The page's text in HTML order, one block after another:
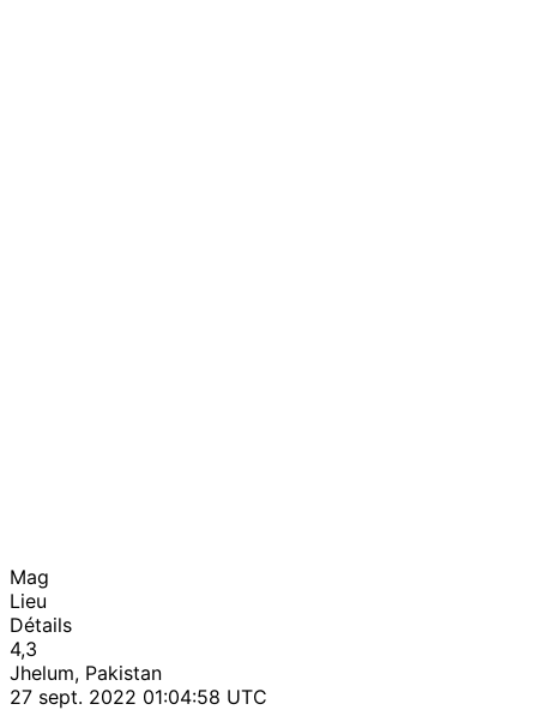
Mag
Lieu
Détails
4,3
Jhelum, Pakistan
27 sept. 2022 01:04:58 UTC